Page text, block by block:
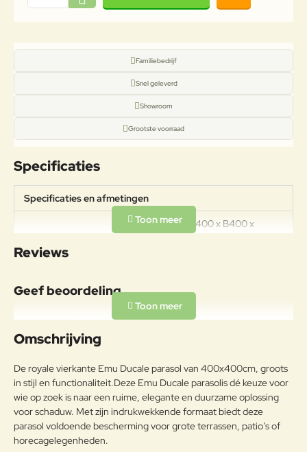
Familiebedrijf
Snel geleverd
Showroom
Grootste voorraad
Specificaties
Specificaties en afmetingen
Specificaties
Afmetingen: L400 x B400 x
Materiaal
Aluminium
Aluminiumlegeringen,
weersomstandigheden te
weerstaan en met poeder gelakt.
Onderhoudsadvies
Om het product lange tijd in
Reviews
Geef beoordeling
Uw naam:
g:
Note:HTML-code wordt niet vertaald!
Omschrijving
De royale vierkante Emu Ducale parasol van 400x400cm, groots
in stijl en functionaliteit.Deze Emu Ducale parasolis dé keuze voor
wie op zoek is naar een ruime, elegante en duurzame oplossing
voor schaduw. Met zijn indrukwekkende formaat biedt deze
parasol voldoende bescherming voor grote terrassen, patio’s of
horecagelegenheden.